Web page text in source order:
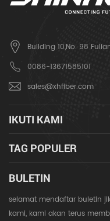
Building 10,No. 98
0086-13671585101
sales@xhfiber.com
IKUTI KAMI
TAG POPULER
BULETIN
selamat mendaftar buletin
kami, kami akan terus